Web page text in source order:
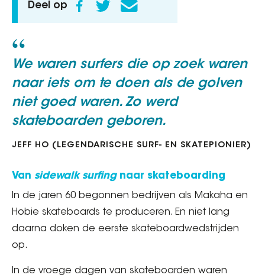
Deel op
We waren surfers die op zoek waren
naar iets om te doen als de golven
niet goed waren. Zo werd
skateboarden geboren.
JEFF HO (LEGENDARISCHE SURF- EN SKATEPIONIER)
Van sidewalk surfingnaar skateboarding
In de jaren 60 begonnen bedrijven als Makaha en
Hobie skateboards te produceren. En niet lang
daarna doken de eerste skateboardwedstrijden
op.
In de vroege dagen van skateboarden waren